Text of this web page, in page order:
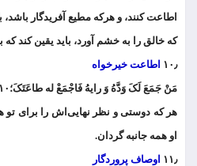
اطاعت کنند، و هرکه مطیع آفریدگار باشد،
که خالق را به خشم آورد، باید یقین کند
۱۰٫ اطاعت خیرخواه
مَنْ جَمَعَ لَکَ وَدَّهُ وَ رایهُ فَاجْمَعْ له طاعَتَکَ؛۱۰
هر که دوستی و نظر نهایی‌اش را برای تو
او همه جانبه گردان.
۱۱٫ اوصاف پروردگار